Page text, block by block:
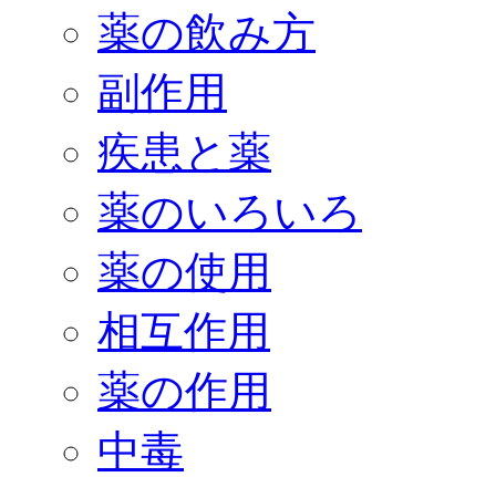
薬の飲み方
副作用
疾患と薬
薬のいろいろ
薬の使用
相互作用
薬の作用
中毒